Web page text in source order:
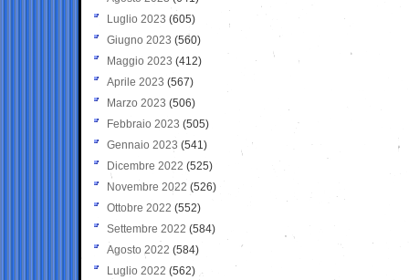
Luglio 2023 (605)
Giugno 2023 (560)
Maggio 2023 (412)
Aprile 2023 (567)
Marzo 2023 (506)
Febbraio 2023 (505)
Gennaio 2023 (541)
Dicembre 2022 (525)
Novembre 2022 (526)
Ottobre 2022 (552)
Settembre 2022 (584)
Agosto 2022 (584)
Luglio 2022 (562)